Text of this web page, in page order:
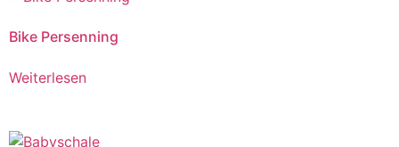
Bike Persenning
Weiterlesen